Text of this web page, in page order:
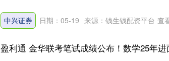
中兴证券 日期：05-19 来源：钱生钱配资平台 查
盈利通 金华联考笔试成绩公布！数学25年